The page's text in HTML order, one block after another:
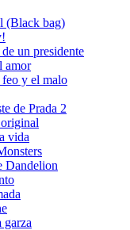
(Black bag)
un presidente
amor
y el malo
de Prada 2
vida
Dandelion